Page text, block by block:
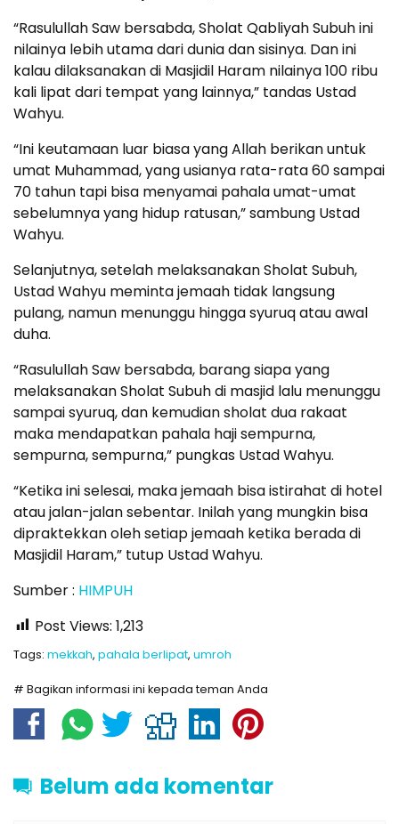
“Rasulullah Saw bersabda, Sholat Qabliyah Subuh ini
nilainya lebih utama dari dunia dan sisinya. Dan ini
kalau dilaksanakan di Masjidil Haram nilainya 100 ribu
kali lipat dari tempat yang lainnya,” tandas Ustad
Wahyu.
“Ini keutamaan luar biasa yang Allah berikan untuk
umat Muhammad, yang usianya rata-rata 60 sampai
70 tahun tapi bisa menyamai pahala umat-umat
sebelumnya yang hidup ratusan,” sambung Ustad
Wahyu.
Selanjutnya, setelah melaksanakan Sholat Subuh,
Ustad Wahyu meminta jemaah tidak langsung
pulang, namun menunggu hingga syuruq atau awal
duha.
“Rasulullah Saw bersabda, barang siapa yang
melaksanakan Sholat Subuh di masjid lalu menunggu
sampai syuruq, dan kemudian sholat dua rakaat
maka mendapatkan pahala haji sempurna,
sempurna, sempurna,” pungkas Ustad Wahyu.
“Ketika ini selesai, maka jemaah bisa istirahat di hotel
atau jalan-jalan sebentar. Inilah yang mungkin bisa
dipraktekkan oleh setiap jemaah ketika berada di
Masjidil Haram,” tutup Ustad Wahyu.
Sumber : HIMPUH
Post Views: 1,213
Tags: mekkah, pahala berlipat, umroh
# Bagikan informasi ini kepada teman Anda
Belum ada komentar